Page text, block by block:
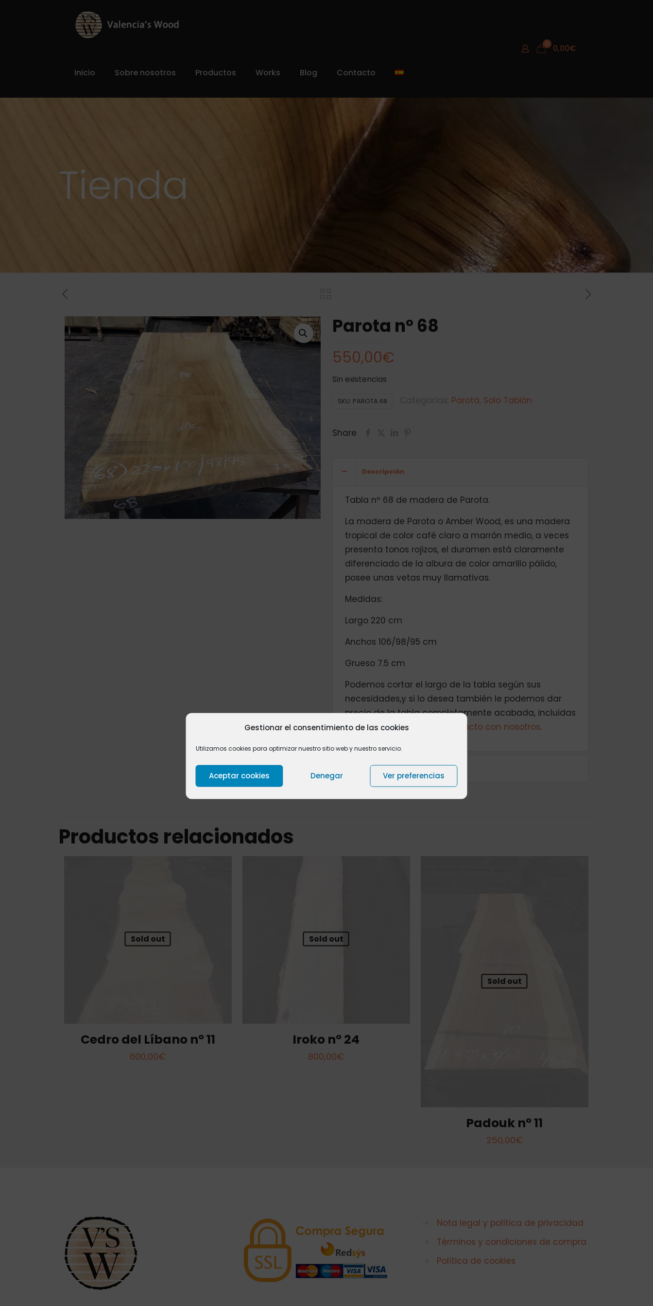
Gestionar el consentimiento de las cookies
Utilizamos cookies para optimizar nuestro sitio web y nuestro servicio.
Aceptar cookies Denegar Ver preferencias
Inicio Sobre nosotros Productos Works Blog Contacto
0 0,00€
Tienda
Parota nº 68
550,00€
Sin existencias
SKU: PAROTA 68 Parota Solo Tablón
Share
Descripción
Tabla nº 68 de madera de Parota.
La madera de Parota o Amber Wood, es una madera
tropical de color café claro a marrón medio, a veces
presenta tonos rojizos, el duramen está claramente
diferenciado de la albura de color amarillo pálido,
posee unas vetas muy llamativas.
Medidas:
Largo 220 cm
Anchos 106/98/95 cm
Grueso 7.5 cm
Podemos cortar el largo de la tabla según sus
necesidades,y si lo desea también le podemos dar
precio de la tabla completamente acabada, incluidas
las patas,póngase en contacto con nosotros.
Valoraciones0
Productos relacionados
Sold out
Cedro del Líbano nº 11
600,00€
Sold out
Iroko nº 24
800,00€
Sold out
Padouk nº 11
250,00€
Nota legal y política de privacidad
Términos y condiciones de compra
Política de cookies